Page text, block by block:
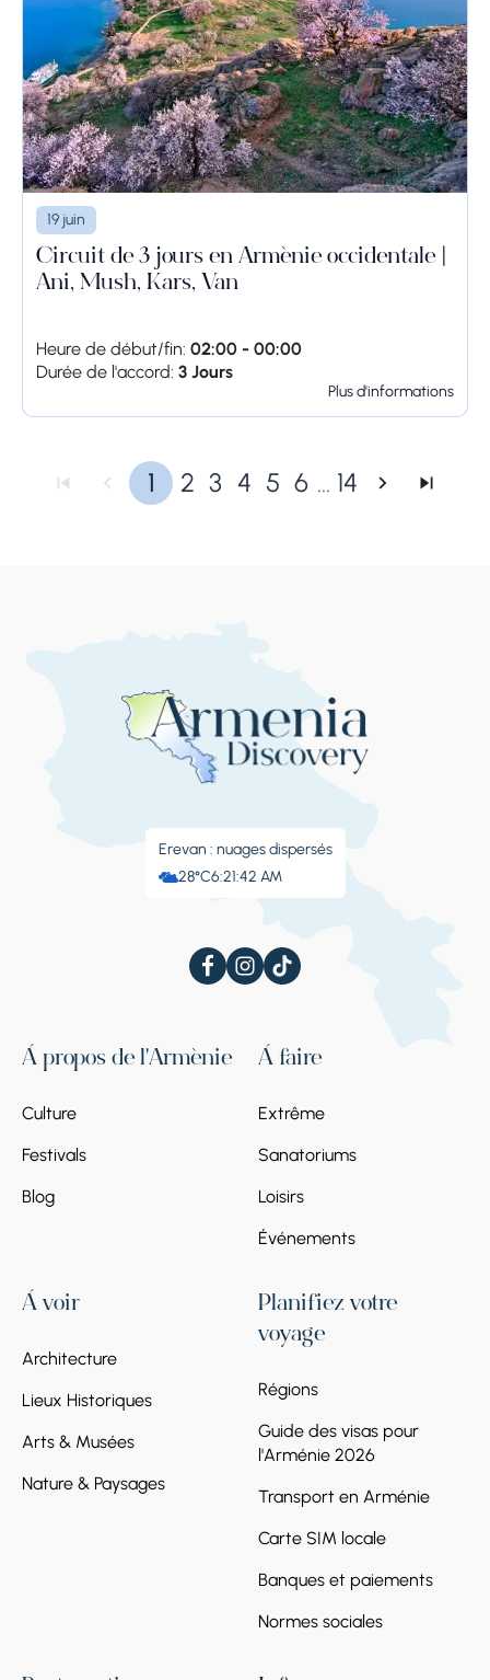
19 juin
Circuit de 3 jours en Arménie occidentale |
Ani, Mush, Kars, Van
Heure de début/fin: 02:00 - 00:00
Durée de l'accord: 3 Jours
Plus d'informations
1 2 3 4 5 6 ... 14
Erevan : nuages ​​dispersés
28°C6:21:43 AM
À propos de l'Arménie
Culture
Festivals
Blog
À faire
Extrême
Sanatoriums
Loisirs
Événements
À voir
Architecture
Lieux Historiques
Arts & Musées
Nature & Paysages
Planifiez votre
voyage
Régions
Guide des visas pour
l'Arménie 2026
Transport en Arménie
Carte SIM locale
Banques et paiements
Normes sociales